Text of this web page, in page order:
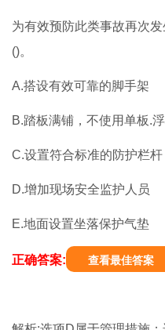
为有效预防此类事故再次
()。
A.搭设有效可靠的脚手架
B.踏板满铺，不使用单板.
C.设置符合标准的防护栏杆
D.增加现场安全监护人员
E.地面设置坐落保护气垫
正确答案: 查看最佳答案